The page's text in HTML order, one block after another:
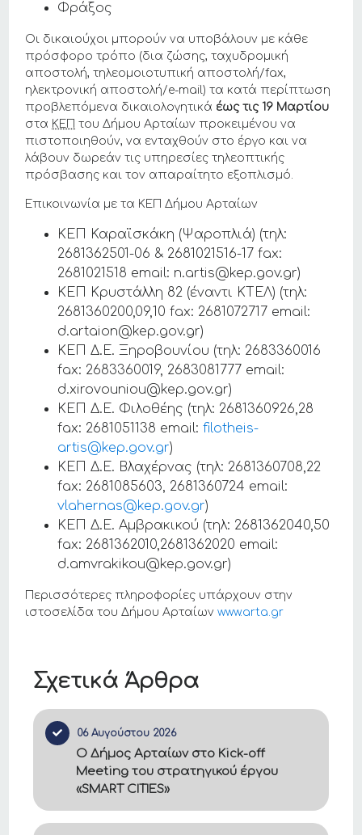
Σχετικά Άρθρα
06 Αυγούστου 2026
Ο Δήμος Αρταίων στο Kick-off
Meeting του στρατηγικού έργου
«SMART CITIES»
Φράξος
Οι δικαιούχοι μπορούν να υποβάλουν με κάθε
πρόσφορο τρόπο (δια ζώσης, ταχυδρομική
αποστολή, τηλεομοιοτυπική αποστολή/fax,
ηλεκτρονική αποστολή/e-mail) τα κατά περίπτωση
προβλεπόμενα δικαιολογητικά έως τις 19 Μαρτίου
στα ΚΕΠ
του Δήμου Αρταίων προκειμένου να
πιστοποιηθούν, να ενταχθούν στο έργο και να
λάβουν δωρεάν τις υπηρεσίες τηλεοπτικής
πρόσβασης και τον απαραίτητο εξοπλισμό.
Επικοινωνία με τα ΚΕΠ Δήμου Αρταίων
ΚΕΠ Καραϊσκάκη (Ψαροπλιά) (τηλ:
2681362501-06 & 2681021516-17 fax:
2681021518 email: n.artis@kep.gov.gr)
ΚΕΠ Κρυστάλλη 82 (έναντι ΚΤΕΛ) (τηλ:
2681360200,09,10 fax: 2681072717 email:
d.artaion@kep.gov.gr)
ΚΕΠ Δ.Ε. Ξηροβουνίου (τηλ: 2683360016
fax: 2683360019, 2683081777 email:
d.xirovouniou@kep.gov.gr)
ΚΕΠ Δ.Ε. Φιλοθέης (τηλ: 2681360926,28
fax: 2681051138 email:filotheis-
artis@kep.gov.gr)
ΚΕΠ Δ.Ε. Βλαχέρνας (τηλ: 2681360708,22
fax: 2681085603, 2681360724 email:
vlahernas@kep.gov.gr)
ΚΕΠ Δ.Ε. Αμβρακικού (τηλ: 2681362040,50
fax: 2681362010,2681362020 email:
d.amvrakikou@kep.gov.gr)
Περισσότερες πληροφορίες υπάρχουν στην
ιστοσελίδα του Δήμου Αρταίωνwww.arta.gr